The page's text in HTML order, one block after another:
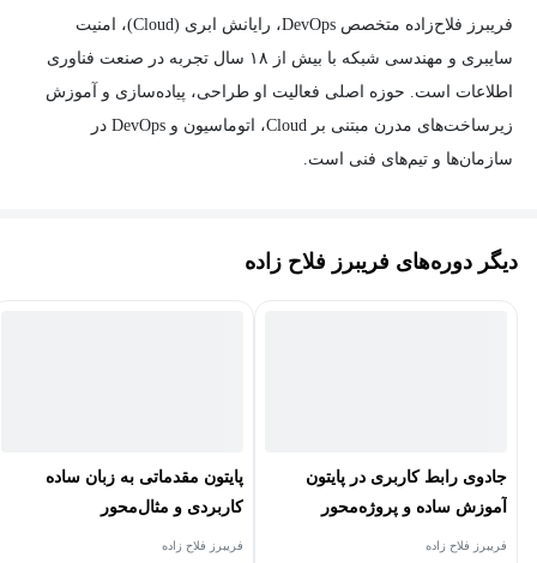
فریبرز فلاح‌زاده متخصص DevOps، رایانش ابری (Cloud)، امنیت
سایبری و مهندسی شبکه با بیش از ۱۸ سال تجربه در صنعت فناوری
اطلاعات است. حوزه اصلی فعالیت او طراحی، پیاده‌سازی و آموزش
زیرساخت‌های مدرن مبتنی بر Cloud، اتوماسیون و DevOps در
سازمان‌ها و تیم‌های فنی است.
حوزه‌هایی مانند AWS، Kubernetes، Docker، Jenkins، Git، Terraform،
در طول سال‌های فعالیت آموزشی خود به آموزش و تربیت صدها
دانشجو و متخصص فناوری اطلاعات کمک کرده است. تمرکز اصلی او
دیگر دوره‌های فریبرز فلاح زاده
جادوی رابط کاربری در پایتون
آموزش ساده و پروژه‌محور
Tkinter
فریبرز فلاح زاده
پایتون مقدماتی به زبان ساده
کاربردی و مثال‌محور
فریبرز فلاح زاده